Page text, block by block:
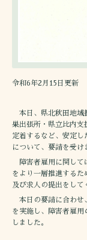
令和6年2月15日更新
本日、県北秋田地域
巣出張所・県立比内支
定着するなど、安定し
について、要請を受け
障害者雇用に関して
をより一層推進する
及び求人の提出をして
本日の要請に合わせ
を実施し、障害者雇
しました。